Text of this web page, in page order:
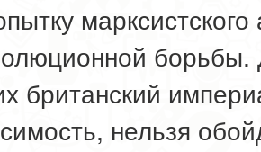
борьбы.
британский
нельзя